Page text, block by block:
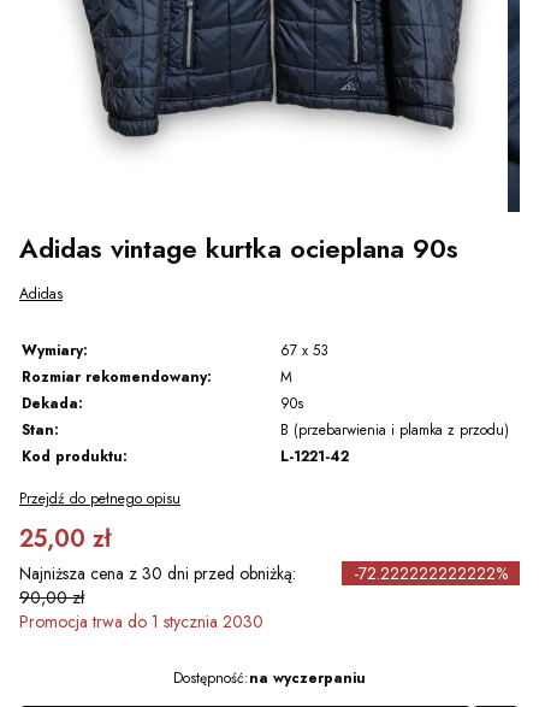
Adidas vintage kurtka ocieplana 90s
Adidas
Wymiary:
67 x 53
Rozmiar rekomendowany:
M
Dekada:
90s
Stan:
B (przebarwienia i plamka z przodu)
Kod produktu:
L-1221-42
Przejdź do pełnego opisu
25,00 zł
Najniższa cena z 30 dni przed obniżką:
90,00 zł
-72.222222222222%
Promocja trwa do 1 stycznia 2030
Dostępność:na wyczerpaniu